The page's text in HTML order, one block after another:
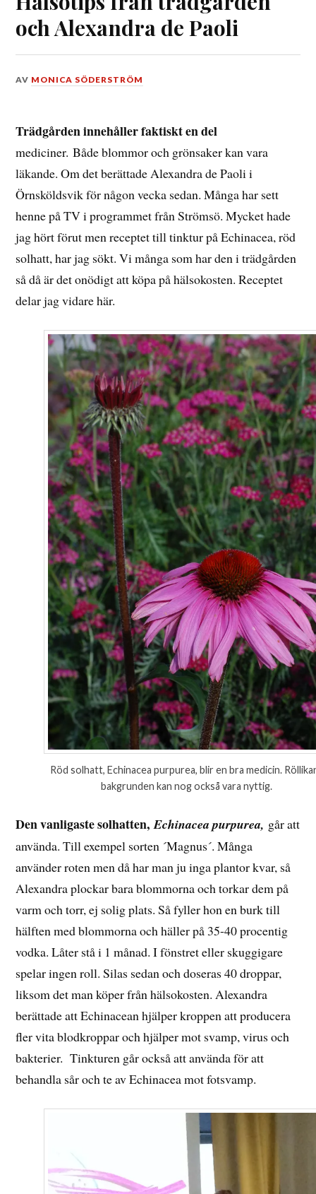
och Alexandra de Paoli
DEN
2018
AV MONICA SÖDERSTRÖM
Trädgården innehåller faktiskt en del
mediciner. Både blommor och grönsaker kan vara
läkande. Om det berättade Alexandra de Paoli i
Örnsköldsvik för någon vecka sedan. Många har sett
henne på TV i programmet från Strömsö. Mycket hade
jag hört förut men receptet till tinktur på Echinacea, röd
solhatt, har jag sökt. Vi många som har den i trädgården
så då är det onödigt att köpa på hälsokosten. Receptet
delar jag vidare här.
Röd solhatt, Echinacea purpurea, blir en bra medicin.
bakgrunden kan nog också vara nyttig.
Den vanligaste solhatten,Echinacea purpurea, går att
använda. Till exempel sorten ´Magnus´. Många
använder roten men då har man ju inga plantor kvar, så
Alexandra plockar bara blommorna och torkar dem på
varm och torr, ej solig plats. Så fyller hon en burk till
hälften med blommorna och häller på 35-40 procentig
vodka. Låter stå i 1 månad. I fönstret eller skuggigare
spelar ingen roll. Silas sedan och doseras 40 droppar,
liksom det man köper från hälsokosten. Alexandra
berättade att Echinacean hjälper kroppen att producera
fler vita blodkroppar och hjälper mot svamp, virus och
bakterier. Tinkturen går också att använda för att
behandla sår och te av Echinacea mot fotsvamp.